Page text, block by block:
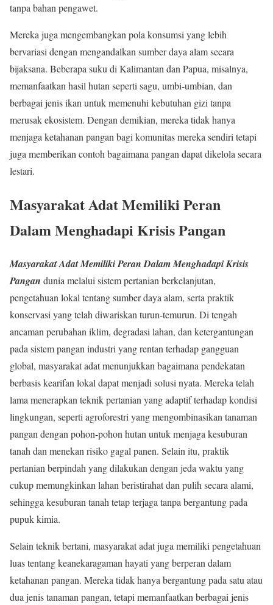
tanpa bahan pengawet.
Mereka juga mengembangkan pola konsumsi yang lebih
bervariasi dengan mengandalkan sumber daya alam secara
bijaksana. Beberapa suku di Kalimantan dan Papua, misalnya,
memanfaatkan hasil hutan seperti sagu, umbi-umbian, dan
berbagai jenis ikan untuk memenuhi kebutuhan gizi tanpa
merusak ekosistem. Dengan demikian, mereka tidak hanya
menjaga ketahanan pangan bagi komunitas mereka sendiri tetapi
juga memberikan contoh bagaimana pangan dapat dikelola secara
lestari.
Masyarakat Adat Memiliki Peran
Dalam Menghadapi Krisis Pangan
Masyarakat Adat Memiliki Peran Dalam Menghadapi Krisis
Pangan dunia melalui sistem pertanian berkelanjutan,
pengetahuan lokal tentang sumber daya alam, serta praktik
konservasi yang telah diwariskan turun-temurun. Di tengah
ancaman perubahan iklim, degradasi lahan, dan ketergantungan
pada sistem pangan industri yang rentan terhadap gangguan
global, masyarakat adat menunjukkan bagaimana pendekatan
berbasis kearifan lokal dapat menjadi solusi nyata. Mereka telah
lama menerapkan teknik pertanian yang adaptif terhadap kondisi
lingkungan, seperti agroforestri yang mengombinasikan tanaman
pangan dengan pohon-pohon hutan untuk menjaga kesuburan
tanah dan menekan risiko gagal panen. Selain itu, praktik
pertanian berpindah yang dilakukan dengan jeda waktu yang
cukup memungkinkan lahan beristirahat dan pulih secara alami,
sehingga kesuburan tanah tetap terjaga tanpa bergantung pada
pupuk kimia.
Selain teknik bertani, masyarakat adat juga memiliki pengetahuan
luas tentang keanekaragaman hayati yang berperan dalam
ketahanan pangan. Mereka tidak hanya bergantung pada satu atau
dua jenis tanaman pangan, tetapi memanfaatkan berbagai jenis